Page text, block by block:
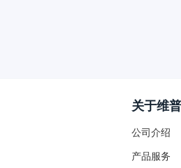
关于维普
公司介绍
产品服务